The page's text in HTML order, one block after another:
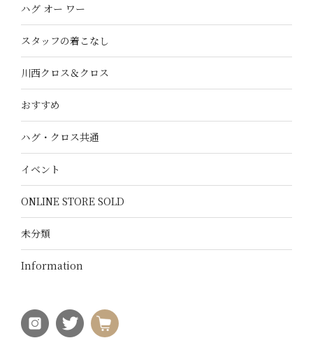
ハグ オー ワー
スタッフの着こなし
川西クロス＆クロス
おすすめ
ハグ・クロス共通
イベント
ONLINE STORE SOLD
未分類
Information